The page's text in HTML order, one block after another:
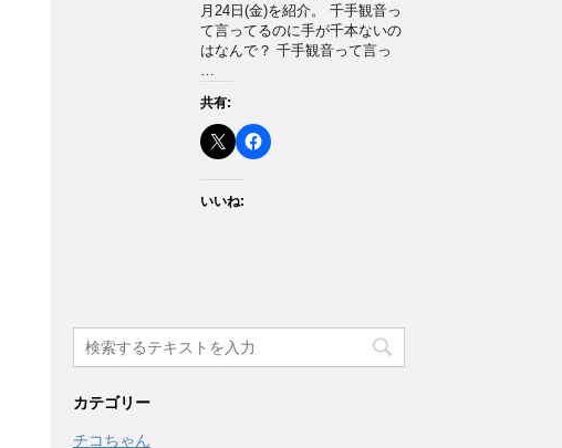
月24日(金)を紹介。 千手観音っ
て言ってるのに手が千本ないの
はなんで？ 千手観音って言っ
…
共有:
いいね:
カテゴリー
チコちゃん